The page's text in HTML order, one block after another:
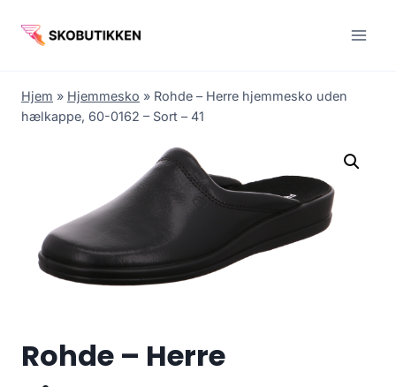
Hjem » Hjemmesko » Rohde – Herre hjemmesko uden
hælkappe, 60-0162 – Sort – 41
Rohde – Herre